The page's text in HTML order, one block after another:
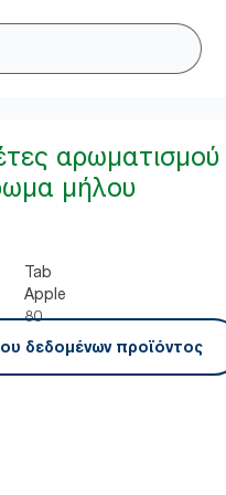
αρωματισμού
μήλου
Tab
Apple
80
δεδομένων προϊόντος